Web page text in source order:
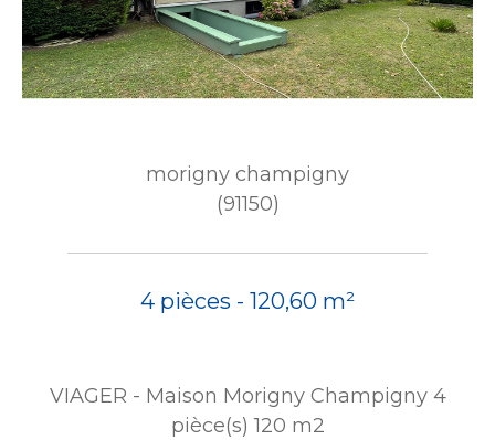
morigny champigny
(91150)
4 pièces - 120,60 m²
VIAGER - Maison Morigny Champigny 4
pièce(s) 120 m2